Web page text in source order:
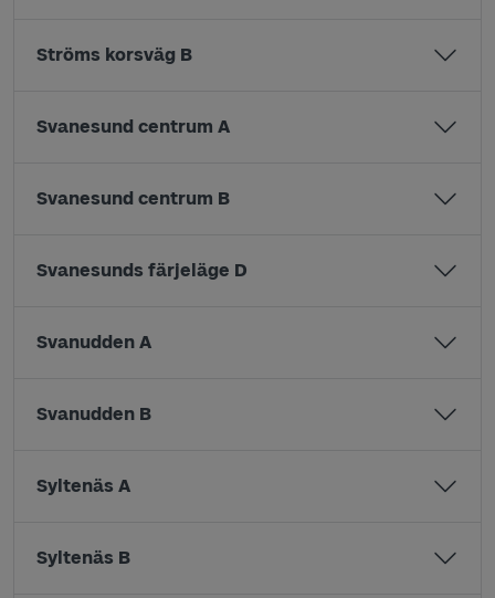
Ströms korsväg B
Svanesund centrum A
Svanesund centrum B
Svanesunds färjeläge D
Svanudden A
Svanudden B
Syltenäs A
Syltenäs B